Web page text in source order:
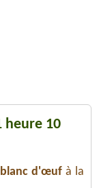
heure 10
blanc d'œufà la